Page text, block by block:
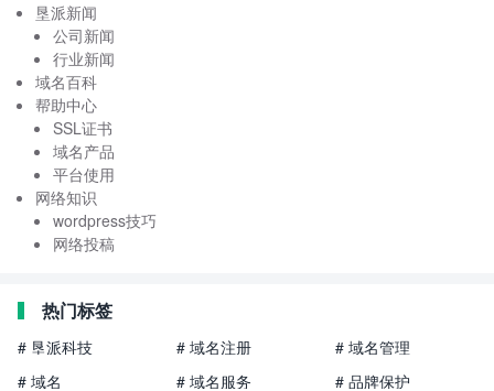
垦派新闻
公司新闻
行业新闻
域名百科
帮助中心
SSL证书
域名产品
平台使用
网络知识
wordpress技巧
网络投稿
热门标签
# 垦派科技 # 域名注册
# 域名管理
# 域名
# 域名服务
# 品牌保护